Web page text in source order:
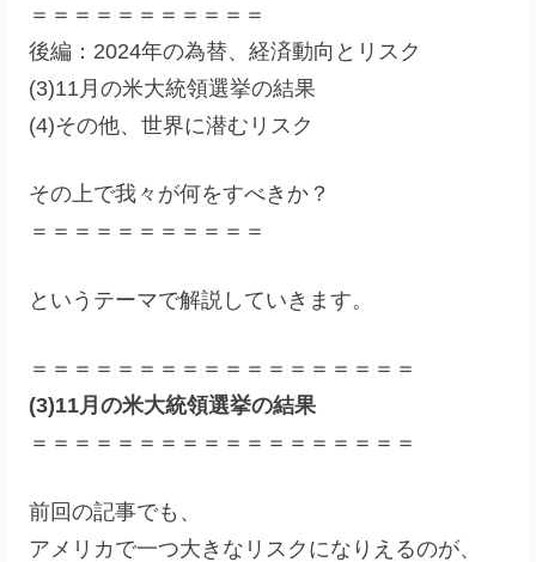
＝＝＝＝＝＝＝＝＝＝＝
後編：2024年の為替、経済動向とリスク
(3)11月の米大統領選挙の結果
(4)その他、世界に潜むリスク
その上で我々が何をすべきか？
＝＝＝＝＝＝＝＝＝＝＝
というテーマで解説していきます。
＝＝＝＝＝＝＝＝＝＝＝＝＝＝＝＝＝＝
(3)11月の米大統領選挙の結果
＝＝＝＝＝＝＝＝＝＝＝＝＝＝＝＝＝＝
前回の記事でも、
アメリカで一つ大きなリスクになりえるのが、